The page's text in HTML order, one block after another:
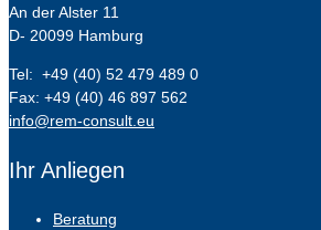
An der Alster 11
D- 20099 Hamburg
Tel: +49 (40) 52 479 489 0
Fax: +49 (40) 46 897 562
info@rem-consult.eu
Ihr Anliegen
Beratung